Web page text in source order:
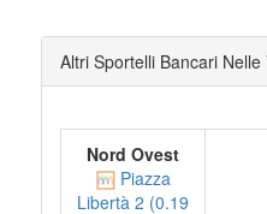
Altri Sportelli Bancari Nelle
Nord Ovest
Piazza
Libertà 2 (0.19